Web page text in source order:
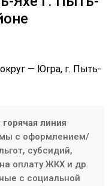
— Югра, г. Пыть-
линия
с оформлением/
субсидий,
оплату ЖКХ и др.
с социальной